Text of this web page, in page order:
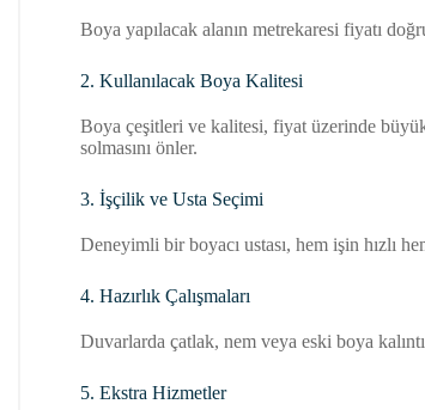
Boya yapılacak alanın metrekaresi fiyatı
2. Kullanılacak Boya Kalitesi
Boya çeşitleri ve kalitesi, fiyat üzerinde
solmasını önler.
3. İşçilik ve Usta Seçimi
Deneyimli bir boyacı ustası, hem işin hızlı
4. Hazırlık Çalışmaları
Duvarlarda çatlak, nem veya eski boya
5. Ekstra Hizmetler